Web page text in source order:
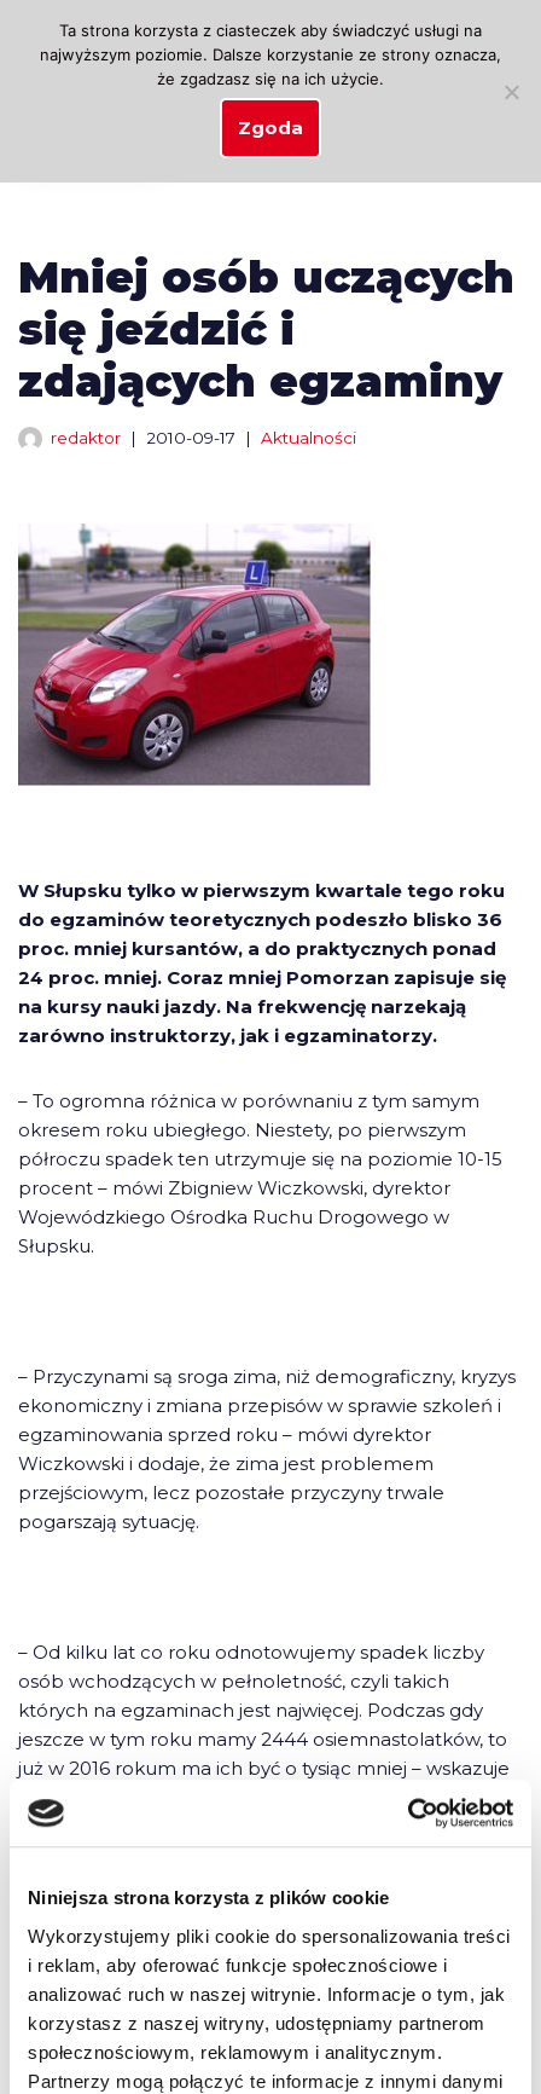
Niniejsza strona korzysta z plików cookie
Wykorzystujemy pliki cookie do spersonalizowania treści
i reklam, aby oferować funkcje społecznościowe i
analizować ruch w naszej witrynie. Informacje o tym, jak
korzystasz z naszej witryny, udostępniamy partnerom
społecznościowym, reklamowym i analitycznym.
Partnerzy mogą połączyć te informacje z innymi danymi
Przejdź
Mniej osób uczących
się jeździć i
zdających egzaminy
redaktor 2010-09-17 Aktualności
W Słupsku tylko w pierwszym kwartale tego roku
do egzaminów teoretycznych podeszło blisko 36
proc. mniej kursantów, a do praktycznych ponad
24 proc. mniej. Coraz mniej Pomorzan zapisuje się
na kursy nauki jazdy. Na frekwencję narzekają
zarówno instruktorzy, jak i egzaminatorzy.
– To ogromna różnica w porównaniu z tym samym
okresem roku ubiegłego. Niestety, po pierwszym
półroczu spadek ten utrzymuje się na poziomie 10-15
procent – mówi Zbigniew Wiczkowski, dyrektor
Wojewódzkiego Ośrodka Ruchu Drogowego w
Słupsku.
– Przyczynami są sroga zima, niż demograficzny, kryzys
ekonomiczny i zmiana przepisów w sprawie szkoleń i
egzaminowania sprzed roku – mówi dyrektor
Wiczkowski i dodaje, że zima jest problemem
przejściowym, lecz pozostałe przyczyny trwale
pogarszają sytuację.
– Od kilku lat co roku odnotowujemy spadek liczby
osób wchodzących w pełnoletność, czyli takich
których na egzaminach jest najwięcej. Podczas gdy
jeszcze w tym roku mamy 2444 osiemnastolatków, to
już w 2016 rokum ma ich być o tysiąc mniej – wskazuje
Wiczkowski.
5 komentarzy do “Mniej osób uczących
się jeździć i zdających egzaminy”
Ta strona korzysta z ciasteczek aby świadczyć usługi na
najwyższym poziomie. Dalsze korzystanie ze strony oznacza,
że zgadzasz się na ich użycie.
Zgoda